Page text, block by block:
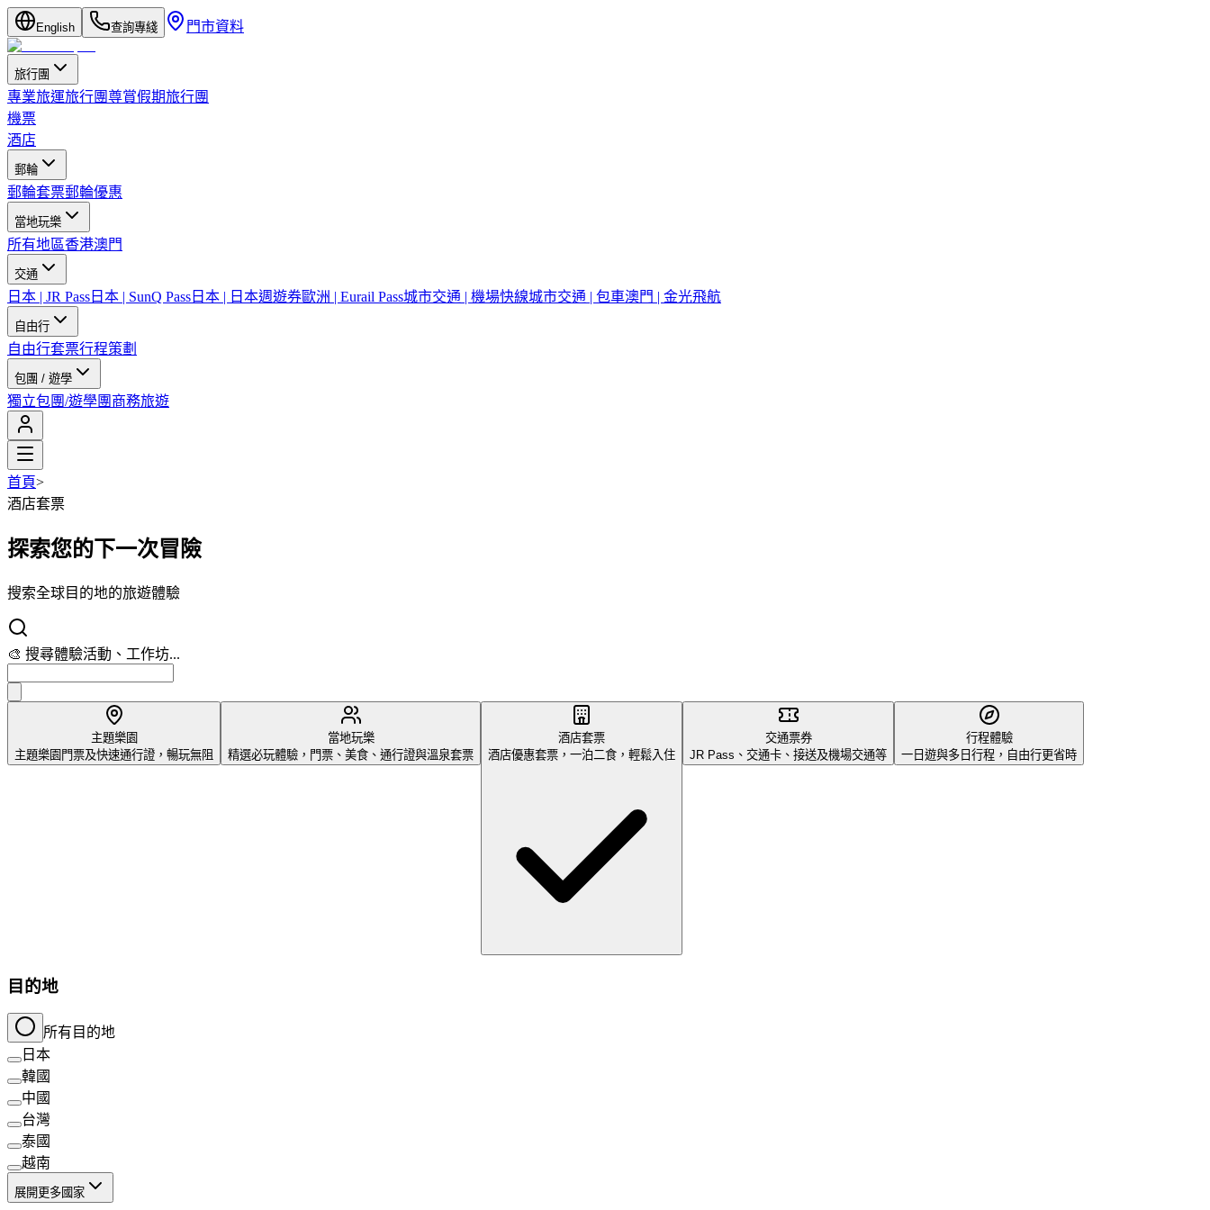
English 查詢專綫 門市資料
旅行團
專業旅運旅行團尊賞假期旅行團
機票
酒店
郵輪
郵輪套票郵輪優惠
當地玩樂
所有地區香港澳門
交通
日本 | JR Pass 日本 | SunQ Pass 日本 | 日本週遊券歐洲 | Eurail Pass城市交通 | 機場快線城市交通 | 包車澳門 | 金光飛航
自由行
自由行套票行程策劃
包團 / 遊學
獨立包團/遊學團 商務旅遊
首頁>
酒店套票
探索您的下一次冒險
搜索全球目的地的旅遊體驗
🎢 搜尋主題樂園、遊樂園...
主題樂園
主題樂園門票及快速通行證，暢玩無阻
當地玩樂
精選必玩體驗，門票、美食、通行證與溫泉套票
酒店套票
酒店優惠套票，一泊二食，輕鬆入住
交通票券
JR Pass、交通卡、接送及機場交通等
行程體驗
一日遊與多日行程，自由行更省時
目的地
所有目的地
日本
韓國
中國
台灣
泰國
越南
展開更多國家